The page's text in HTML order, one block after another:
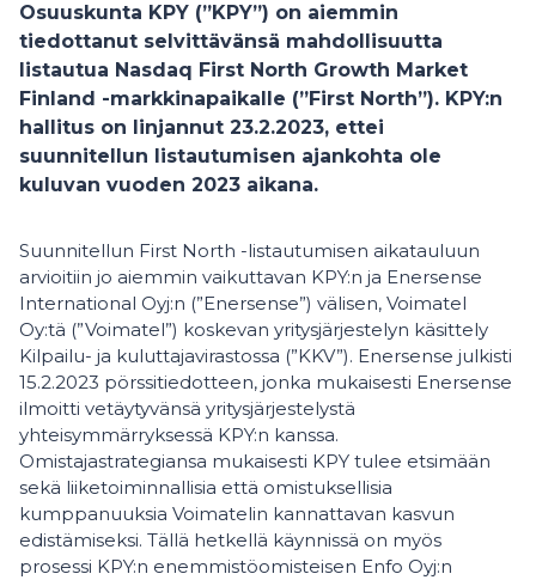
Osuuskunta KPY (”KPY”) on aiemmin
tiedottanut selvittävänsä mahdollisuutta
listautua Nasdaq First North Growth Market
Finland -markkinapaikalle (”First North”). KPY:n
hallitus on linjannut 23.2.2023, ettei
suunnitellun listautumisen ajankohta ole
kuluvan vuoden 2023 aikana.
Suunnitellun First North -listautumisen aikatauluun
arvioitiin jo aiemmin vaikuttavan KPY:n ja Enersense
International Oyj:n (”Enersense”) välisen, Voimatel
Oy:tä (”Voimatel”) koskevan yritysjärjestelyn käsittely
Kilpailu- ja kuluttajavirastossa (”KKV”). Enersense julkisti
15.2.2023 pörssitiedotteen, jonka mukaisesti Enersense
ilmoitti vetäytyvänsä yritysjärjestelystä
yhteisymmärryksessä KPY:n kanssa.
Omistajastrategiansa mukaisesti KPY tulee etsimään
sekä liiketoiminnallisia että omistuksellisia
kumppanuuksia Voimatelin kannattavan kasvun
edistämiseksi. Tällä hetkellä käynnissä on myös
prosessi KPY:n enemmistöomisteisen Enfo Oyj:n